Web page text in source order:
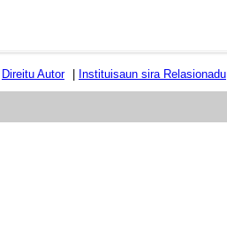
Direitu Autor Instituisaun sira Relasionadu